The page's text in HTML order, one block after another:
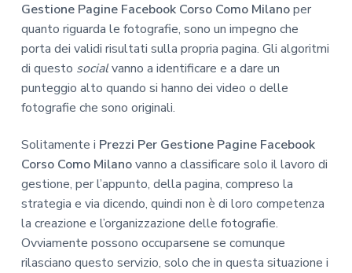
Gestione Pagine Facebook Corso Como Milanoper
quanto riguarda le fotografie, sono un impegno che
porta dei validi risultati sulla propria pagina. Gli algoritmi
di questo socialvanno a identificare e a dare un
punteggio alto quando si hanno dei video o delle
fotografie che sono originali.
Solitamente i Prezzi Per Gestione Pagine Facebook
Corso Como Milanovanno a classificare solo il lavoro di
gestione, per l’appunto, della pagina, compreso la
strategia e via dicendo, quindi non è di loro competenza
la creazione e l’organizzazione delle fotografie.
Ovviamente possono occuparsene se comunque
rilasciano questo servizio, solo che in questa situazione i